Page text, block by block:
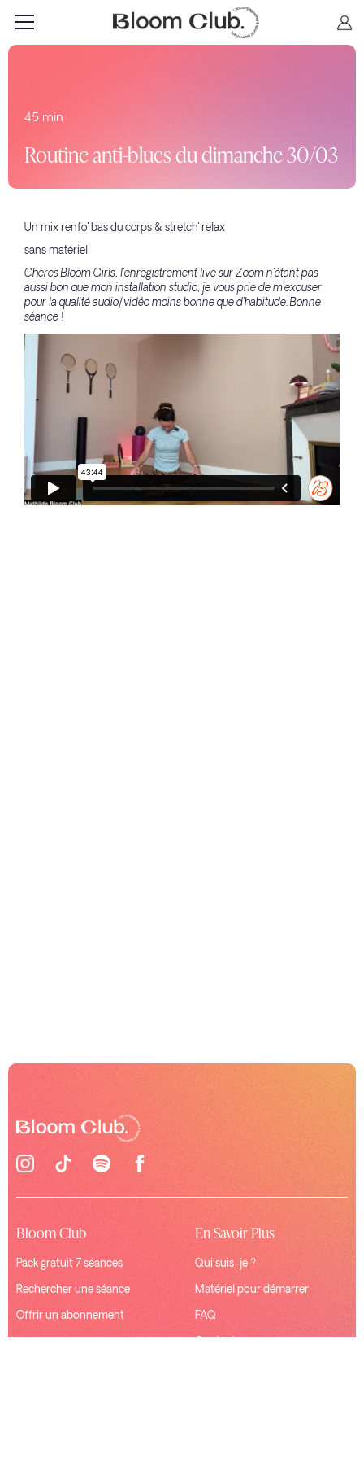
45 min
Routine anti-blues du dimanche 30/03
Un mix renfo' bas du corps & stretch' relax
sans matériel
Chères Bloom Girls, l'enregistrement live sur Zoom n'étant pas
aussi bon que mon installation studio, je vous prie de m'excuser
pour la qualité audio/vidéo moins bonne que d'habitude. Bonne
séance !
Bloom Club
Pack gratuit 7 séances
Rechercher une séance
Offrir un abonnement
En Savoir Plus
Qui suis-je ?
Matériel pour démarrer
FAQ